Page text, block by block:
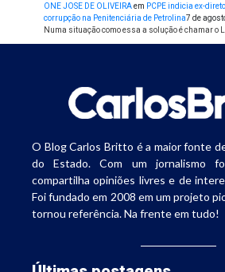
ONE JOSE DE OLIVEIRAem PCPE indicia ex-
corrupção na Penitenciária de Petrolina7 de
Numa situação como essa a solução é chamar o
O Blog Carlos Britto é a maior fonte
do Estado. Com um jornalismo
compartilha opiniões livres e de
Foi fundado em 2008 em um projeto
tornou referência. Na frente em tudo!